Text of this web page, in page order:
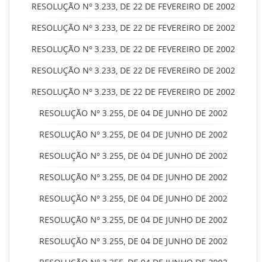
RESOLUÇÃO Nº 3.233, DE 22 DE FEVEREIRO DE 2002
RESOLUÇÃO Nº 3.233, DE 22 DE FEVEREIRO DE 2002
RESOLUÇÃO Nº 3.233, DE 22 DE FEVEREIRO DE 2002
RESOLUÇÃO Nº 3.233, DE 22 DE FEVEREIRO DE 2002
RESOLUÇÃO Nº 3.233, DE 22 DE FEVEREIRO DE 2002
RESOLUÇÃO Nº 3.255, DE 04 DE JUNHO DE 2002
RESOLUÇÃO Nº 3.255, DE 04 DE JUNHO DE 2002
RESOLUÇÃO Nº 3.255, DE 04 DE JUNHO DE 2002
RESOLUÇÃO Nº 3.255, DE 04 DE JUNHO DE 2002
RESOLUÇÃO Nº 3.255, DE 04 DE JUNHO DE 2002
RESOLUÇÃO Nº 3.255, DE 04 DE JUNHO DE 2002
RESOLUÇÃO Nº 3.255, DE 04 DE JUNHO DE 2002